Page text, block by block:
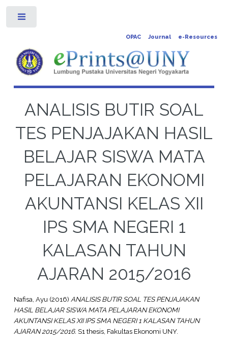
OPAC Journal e-Resources
ANALISIS BUTIR SOAL
TES PENJAJAKAN HASIL
BELAJAR SISWA MATA
PELAJARAN EKONOMI
AKUNTANSI KELAS XII
IPS SMA NEGERI 1
KALASAN TAHUN
AJARAN 2015/2016
Nafisa, Ayu(2016) ANALISIS BUTIR SOAL TES PENJAJAKAN
HASIL BELAJAR SISWA MATA PELAJARAN EKONOMI
AKUNTANSI KELAS XII IPS SMA NEGERI 1 KALASAN TAHUN
AJARAN 2015/2016. S1 thesis, Fakultas Ekonomi UNY.